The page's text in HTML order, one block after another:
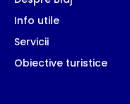
Info utile
Servicii
Obiective turistice